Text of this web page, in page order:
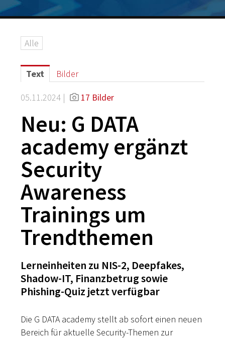
Logos
IT-Security
G DATA Campus
Kontakt
Alle
Text Bilder
05.11.2024 | 17 Bilder
Neu: G DATA
academy ergänzt
Security
Awareness
Trainings um
Trendthemen
Lerneinheiten zu NIS-2, Deepfakes,
Shadow-IT, Finanzbetrug sowie
Phishing-Quiz jetzt verfügbar
Die G DATA academy stellt ab sofort einen neuen
Bereich für aktuelle Security-Themen zur